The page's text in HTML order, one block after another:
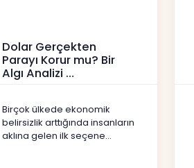
Dolar Gerçekten
Parayı Korur mu? Bir
Algı Analizi
Birçok ülkede ekonomik
belirsizlik arttığında insanların
aklına gelen ilk seçene...